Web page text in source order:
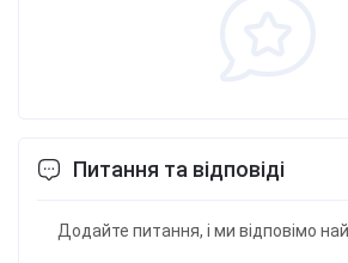
Питання та відповіді
Додайте питання, і ми відповімо